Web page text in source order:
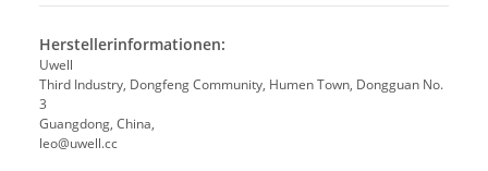
Herstellerinformationen:
Uwell
Third Industry, Dongfeng Community, Humen Town, Dongguan No.
3
Guangdong, China,
leo@uwell.cc